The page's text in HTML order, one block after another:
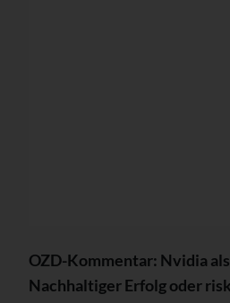
OZD-Kommentar: Nvidia
Nachhaltiger Erfolg oder